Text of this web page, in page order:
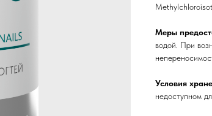
Меры
водой. При
Условия
недоступном